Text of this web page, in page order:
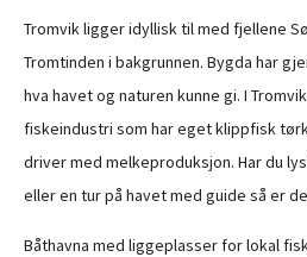
Tromvik ligger idyllisk til med fjellene
Tromtinden i bakgrunnen. Bygda har
hva havet og naturen kunne gi. I
fiskeindustri som har eget klippfisk
driver med melkeproduksjon. Har du
eller en tur på havet med guide så er
Båthavna med liggeplasser for lokal